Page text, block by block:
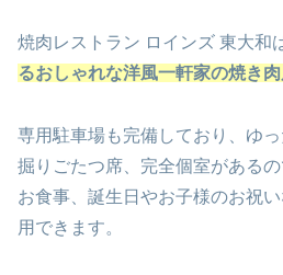
焼肉レストラン ロインズ 東大和
るおしゃれな洋風一軒家の焼き
専用駐車場も完備しており、ゆっ
掘りごたつ席、完全個室がある
お食事、誕生日やお子様のお祝
用できます。